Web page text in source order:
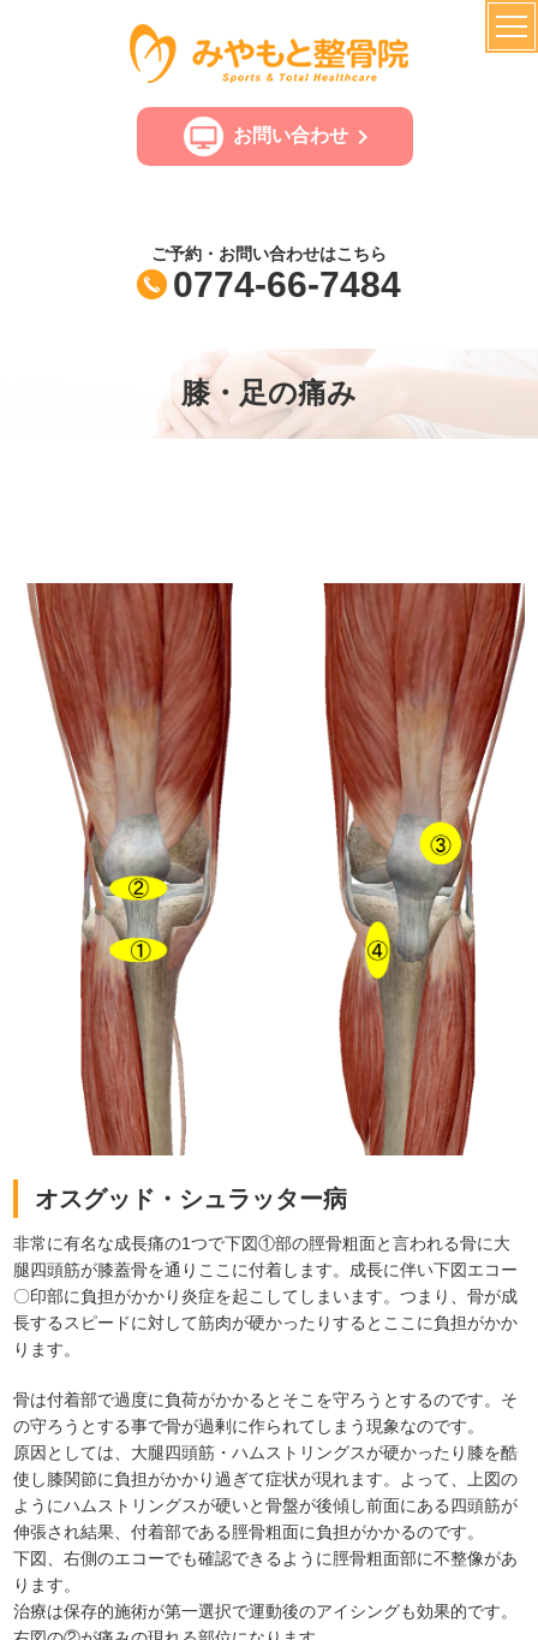
お問い合わせ
ご予約・お問い合わせはこちら
0774-66-7484
膝・足の痛み
オスグッド・シュラッター病
非常に有名な成長痛の1つで下図①部の脛骨粗面と言われる骨に大
腿四頭筋が膝蓋骨を通りここに付着します。成長に伴い下図エコー
〇印部に負担がかかり炎症を起こしてしまいます。つまり、骨が成
長するスピードに対して筋肉が硬かったりするとここに負担がかか
ります。
骨は付着部で過度に負荷がかかるとそこを守ろうとするのです。そ
の守ろうとする事で骨が過剰に作られてしまう現象なのです。
原因としては、大腿四頭筋・ハムストリングスが硬かったり膝を酷
使し膝関節に負担がかかり過ぎて症状が現れます。 よって、上図の
ようにハムストリングスが硬いと骨盤が後傾し前面にある四頭筋が
伸張され結果、付着部である脛骨粗面に負担がかかるのです。
下図、右側のエコーでも確認できるように脛骨粗面部に不整像があ
ります。
治療は保存的施術が第一選択で運動後のアイシングも効果的です。